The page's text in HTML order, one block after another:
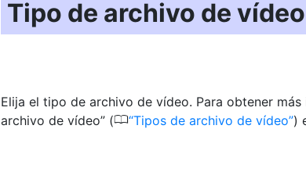
Tipo de archivo de vídeo
Elija el tipo de archivo de vídeo. Para obtener
archivo de vídeo” (0 Tipos de archivo de vídeo )